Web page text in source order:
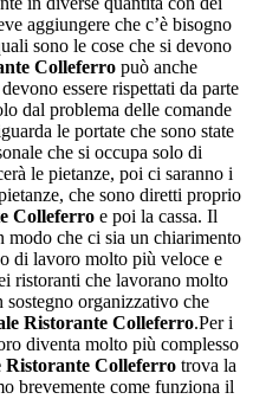
aggiungere che c’è bisogno
sono le cose che si devono
Colleferro può anche
essere rispettati da parte
dal problema delle comande
le portate che sono state
che si occupa solo di
le pietanze, poi ci saranno i
che sono diretti proprio
Colleferro e poi la cassa. Il
modo che ci sia un chiarimento
di lavoro molto più veloce e
ristoranti che lavorano molto
organizzativo che
Ristorante Colleferro.Per i
diventa molto più complesso
Ristorante Colleferro trova la
brevemente come funziona il